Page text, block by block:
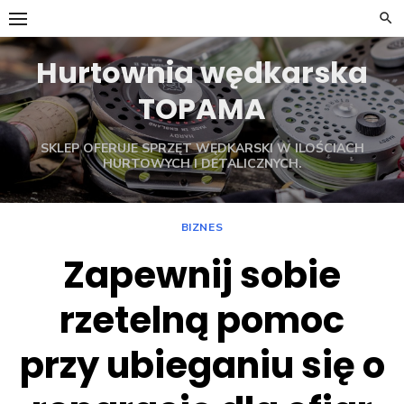
Skip
to
contentHurtownia wędkarska
TOPAMA
SKLEP OFERUJE SPRZĘT WĘDKARSKI W ILOŚCIACH
HURTOWYCH I DETALICZNYCH.
BIZNES
Zapewnij sobie
rzetelną pomoc
przy ubieganiu się o